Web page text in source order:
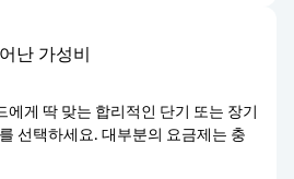
난 가성비
에게 딱 맞는 합리적인 단기 또는 장기
선택하세요. 대부분의 요금제는 충